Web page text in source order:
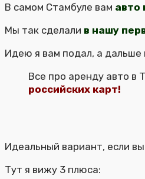
В самом Стамбуле вам авто
Мы так сделали в нашу
Идею я вам подал, а дальше
Все про аренду авто в
российских карт!
Идеальный вариант, если
Тут я вижу 3 плюса: